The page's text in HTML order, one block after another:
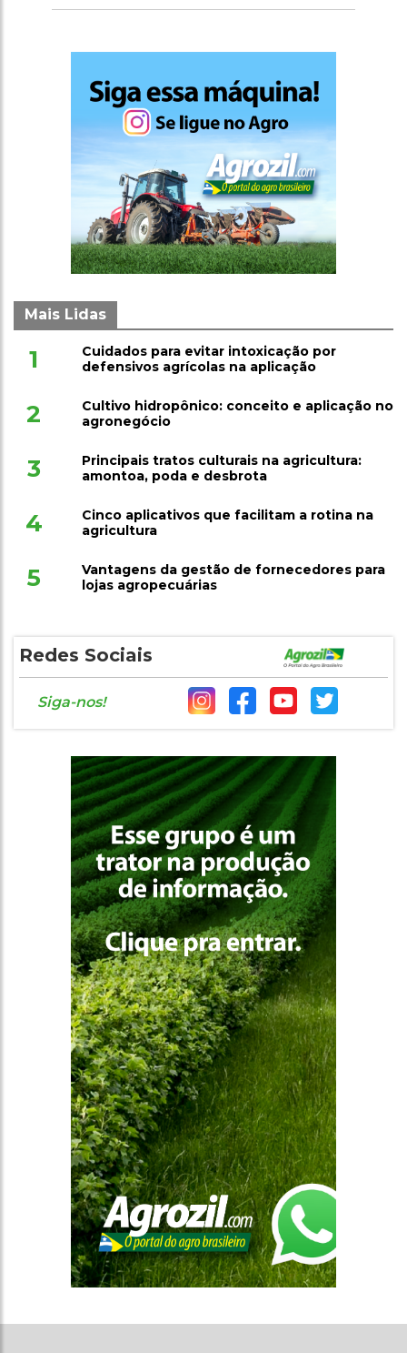
Mais Lidas
1
Cuidados para evitar intoxicação por
defensivos agrícolas na aplicação
2
Cultivo hidropônico: conceito e aplicação no
agronegócio
3
Principais tratos culturais na agricultura:
amontoa, poda e desbrota
4
Cinco aplicativos que facilitam a rotina na
agricultura
5
Vantagens da gestão de fornecedores para
lojas agropecuárias
Redes Sociais
Siga-nos!